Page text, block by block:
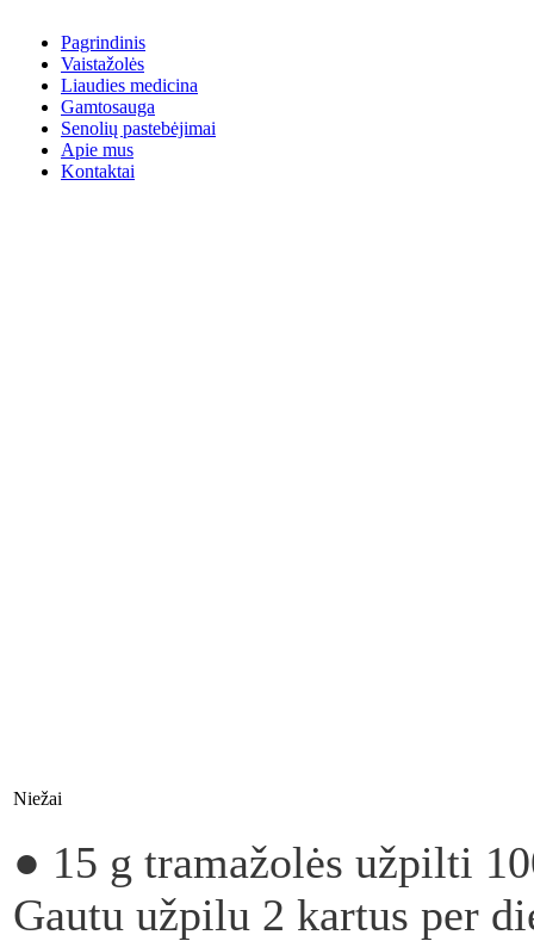
Pagrindinis
Vaistažolės
Liaudies medicina
Gamtosauga
Senolių pastebėjimai
Apie mus
Kontaktai
Niežai
● 15 g tramažolės užpilti
Gautu užpilu 2 kartus per